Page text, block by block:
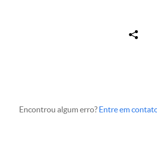
Encontrou algum erro? Entre em